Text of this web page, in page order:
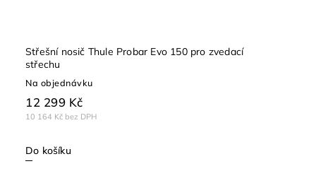
Střešní nosič Thule Probar Evo 150 pro zvedací
střechu
Na objednávku
10 164 Kč bez DPH
12 299 Kč
Do košíku